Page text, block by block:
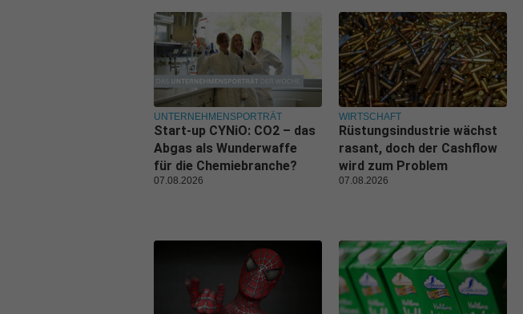
UNTERNEHMENSPORTRÄT
Start-up CYNiO: CO2 – das
Abgas als Wunderwaffe
für die Chemiebranche?
07.08.2026
WIRTSCHAFT
Rüstungsindustrie wächst
rasant, doch der Cashflow
wird zum Problem
07.08.2026